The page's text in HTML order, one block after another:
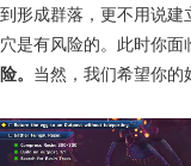
到形成群落，更不用说
穴是有风险的。此时你面
险。 当然，我们希望你的